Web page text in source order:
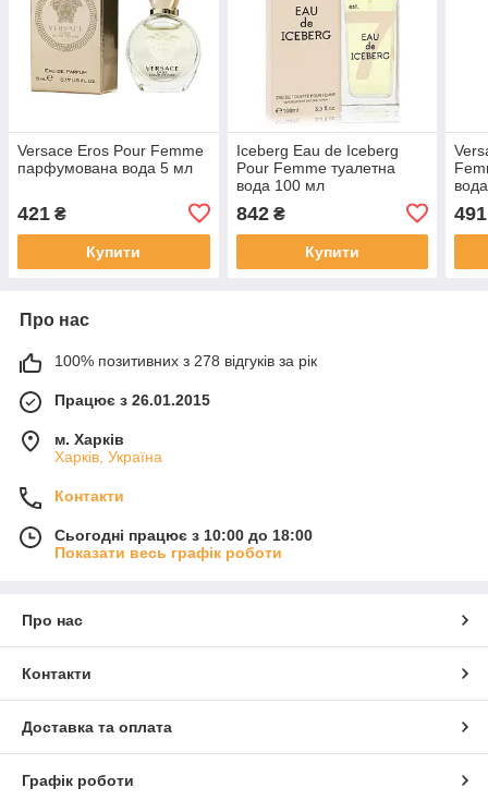
Versace Eros Pour Femme
парфумована вода 5 мл
421 ₴
Купити
Iceberg Eau de Iceberg
Pour Femme туалетна
вода 100 мл
842₴
Купити
491
Про нас
100% позитивних з 278 відгуків за рік
Працює з 26.01.2015
м. Харків
Харків, Україна
Контакти
Сьогодні працює з 10:00 до 18:00
Показати весь графік роботи
Про нас
Контакти
Доставка та оплата
Графік роботи